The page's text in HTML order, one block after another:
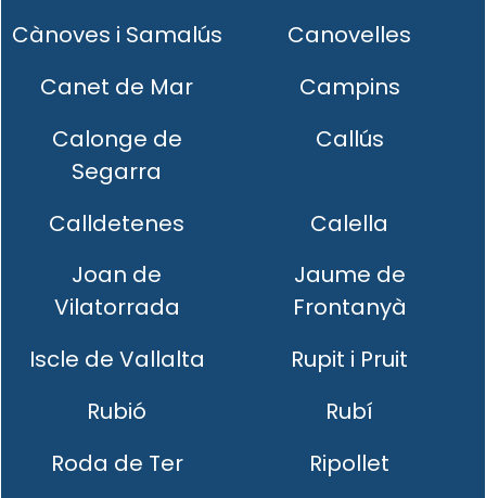
Cànoves i Samalús
Canovelles
Canet de Mar
Campins
Calonge de
Segarra
Callús
Calldetenes
Calella
Joan de
Vilatorrada
Jaume de
Frontanyà
Iscle de Vallalta
Rupit i Pruit
Rubió
Rubí
Roda de Ter
Ripollet